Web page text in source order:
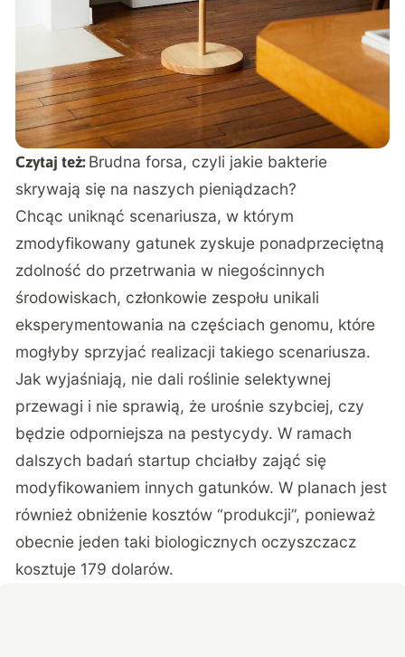
Czytaj też: Brudna forsa, czyli jakie bakterie
skrywają się na naszych pieniądzach?
Chcąc uniknąć scenariusza, w którym
zmodyfikowany gatunek zyskuje ponadprzeciętną
zdolność do przetrwania w niegościnnych
środowiskach, członkowie zespołu unikali
eksperymentowania na częściach genomu, które
mogłyby sprzyjać realizacji takiego scenariusza.
Jak wyjaśniają, nie dali roślinie selektywnej
przewagi i nie sprawią, że urośnie szybciej, czy
będzie odporniejsza na pestycydy. W ramach
dalszych badań startup chciałby zająć się
modyfikowaniem innych gatunków. W planach jest
również obniżenie kosztów “produkcji”, ponieważ
obecnie jeden taki biologicznych oczyszczacz
kosztuje 179 dolarów.